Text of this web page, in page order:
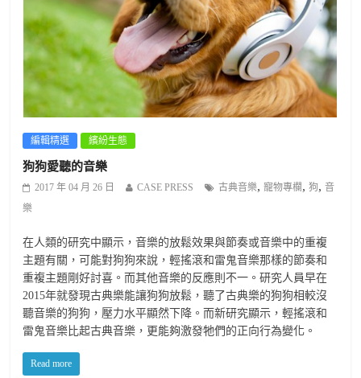
編輯精選 繽紛生態
狗狗愛聽的音樂
2017 年 04 月 26 日 CASE PRESS 古典音樂,寵物專欄 ,狗,音
樂
在人類的研究中顯示，音樂的放鬆效果與節奏或音樂中的重複
主題有關，可能對狗狗來說，輕搖滾和雷鬼音樂那樣的節奏和
重複主題剛好討喜。而其他音樂的反應則不一。研究人員早在
2015年就發現古典樂能讓狗狗放鬆，聽了古典樂的狗狗相較沒
聽音樂的狗狗，壓力水平顯然下降。而新研究顯示，輕搖滾和
雷鬼音樂比起古典音樂，更能夠激發牠們的正向行為變化。
Read more